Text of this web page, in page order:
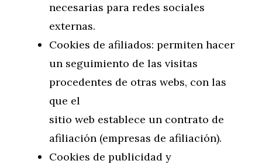
necesarias para redes sociales
externas.
Cookies de afiliados: permiten hacer
un seguimiento de las visitas
procedentes de otras webs, con las
que el
sitio web establece un contrato de
afiliación (empresas de afiliación).
Cookies de publicidad y